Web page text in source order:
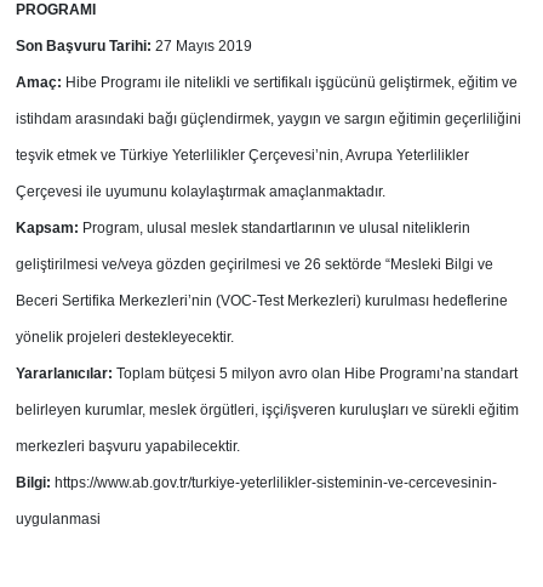
PROGRAMI
Son Başvuru Tarihi: 27 Mayıs 2019
Amaç: Hibe Programı ile nitelikli ve sertifikalı işgücünü geliştirmek, eğitim ve
istihdam arasındaki bağı güçlendirmek, yaygın ve sargın eğitimin geçerliliğini
teşvik etmek ve Türkiye Yeterlilikler Çerçevesi’nin, Avrupa Yeterlilikler
Çerçevesi ile uyumunu kolaylaştırmak amaçlanmaktadır.
Kapsam: Program, ulusal meslek standartlarının ve ulusal niteliklerin
geliştirilmesi ve/veya gözden geçirilmesi ve 26 sektörde “Mesleki Bilgi ve
Beceri Sertifika Merkezleri’nin (VOC-Test Merkezleri) kurulması hedeflerine
yönelik projeleri destekleyecektir.
Yararlanıcılar: Toplam bütçesi 5 milyon avro olan Hibe Programı’na standart
belirleyen kurumlar, meslek örgütleri, işçi/işveren kuruluşları ve sürekli eğitim
merkezleri başvuru yapabilecektir.
Bilgi: https://www.ab.gov.tr/turkiye-yeterlilikler-sisteminin-ve-cercevesinin-
uygulanmasi